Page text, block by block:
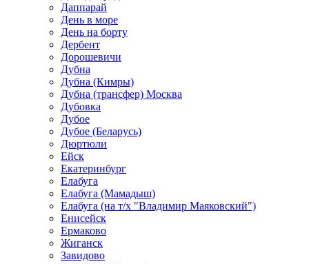
Даппарай
День в море
День на борту
Дербент
Дорошевичи
Дубна
Дубна (Кимры)
Дубна (трансфер) Москва
Дубовка
Дубое
Дубое (Беларусь)
Дюртюли
Ейск
Екатеринбург
Елабуга
Елабуга (Мамадыш)
Елабуга (на т/х "Владимир Маяковский")
Енисейск
Ермаково
Жиганск
Завидово